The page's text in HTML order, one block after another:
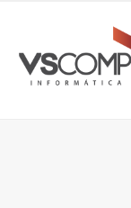
content